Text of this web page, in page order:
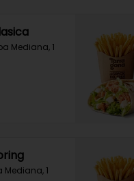
Mediana, 1
Mediana, 1